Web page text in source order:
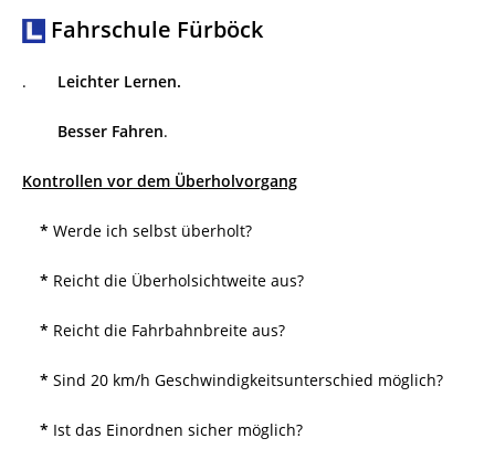
Fahrschule Fürböck
. Leichter Lernen.
Besser Fahren.
Kontrollen vor dem Überholvorgang
* Werde ich selbst überholt?
* Reicht die Überholsichtweite aus?
* Reicht die Fahrbahnbreite aus?
* Sind 20 km/h Geschwindigkeitsunterschied möglich?
* Ist das Einordnen sicher möglich?